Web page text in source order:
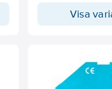
högpresterande
undviker man
med
värmeutveckling
Visa